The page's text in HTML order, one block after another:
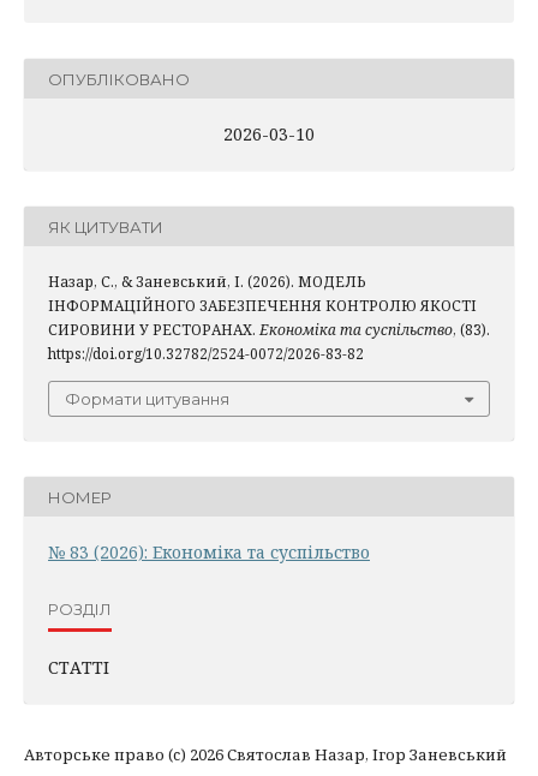
ОПУБЛІКОВАНО
2026-03-10
ЯК ЦИТУВАТИ
Назар, С., & Заневський, І. (2026). МОДЕЛЬ
ІНФОРМАЦІЙНОГО ЗАБЕЗПЕЧЕННЯ КОНТРОЛЮ ЯКОСТІ
СИРОВИНИ У РЕСТОРАНАХ. Економіка та суспільство, (83).
https://doi.org/10.32782/2524-0072/2026-83-82
Формати цитування
НОМЕР
№ 83 (2026): Економіка та суспільство
РОЗДІЛ
СТАТТІ
Авторське право (c) 2026 Святослав Назар, Ігор Заневський